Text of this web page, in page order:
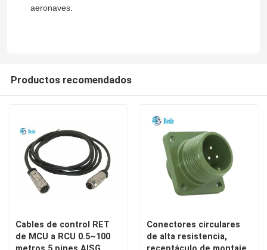
Conector de aviación GX
D Subconectores
Conector MIL-Spec
aeronaves.
Productos recomendados
Cables de control RET
de MCU a RCU 0.5~100
Conectores circulares
de alta resistencia,